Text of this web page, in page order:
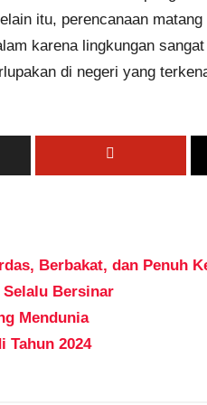
itu, perencanaan
karena lingkungan
di negeri yang
Berbakat, dan Penuh
Bersinar
Mendunia
Tahun 2024